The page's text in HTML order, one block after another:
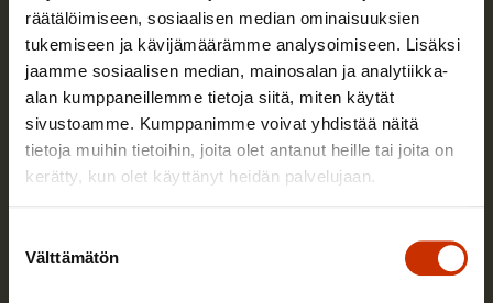
räätälöimiseen, sosiaalisen median ominaisuuksien
tukemiseen ja kävijämäärämme analysoimiseen. Lisäksi
jaamme sosiaalisen median, mainosalan ja analytiikka-
alan kumppaneillemme tietoja siitä, miten käytät
sivustoamme. Kumppanimme voivat yhdistää näitä
tietoja muihin tietoihin, joita olet antanut heille tai joita on
kerätty, kun olet käyttänyt heidän palvelujaan.
valinta
Välttämätön
Vee Tirinen
Vee Tirinen toimi Kesäduunari-infon neuvojana.